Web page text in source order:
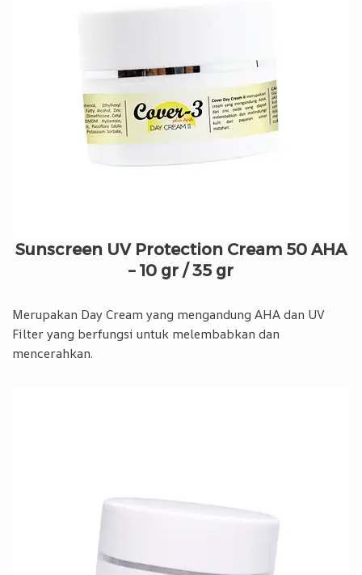
Sunscreen UV Protection Cream 50 AHA
– 10 gr / 35 gr
Merupakan Day Cream yang mengandung AHA dan UV
Filter yang berfungsi untuk melembabkan dan
mencerahkan.